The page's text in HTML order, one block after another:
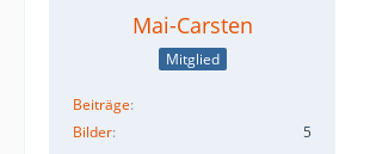
Mai-Carsten
Mitglied
Beiträge
Bilder
5